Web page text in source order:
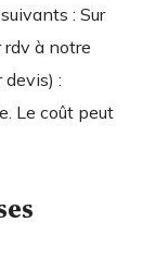
: Sur
rdv à notre
:
Le coût peut